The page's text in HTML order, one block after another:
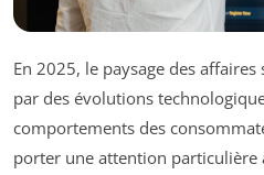
En 2025, le paysage des
par des évolutions
comportements des
porter une attention particulière